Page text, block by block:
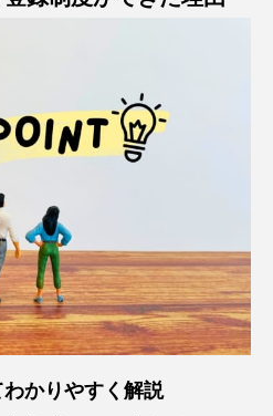
かりやすく解説